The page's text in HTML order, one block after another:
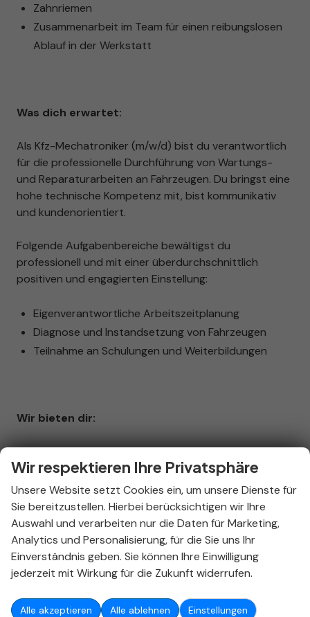
Zahnriemen
Zusammenarbeit im Team für einen reibungslosen
Ablauf in der Werkstatt
Was dich erwartet:
Als Kfz-Mechatroniker (m/w/d) bist du verantwortlich
für die professionelle Durchführung von Wartungs-
und Reparaturarbeiten an Fahrzeugen. Du bringst eine
hohe technische Kompetenz mit, bist kommunikativ
und kundenorientiert.
Folgende Aufgabenbereiche bewältigst du
professionell und mit einer überdurchschnittlich
positiven und engagierten Einstellung:
Eigenverantwortliche Arbeitszeitplanung
Diagnose und Instandsetzung von Fahrzeugen
Teilnahme an Schulungen und Weiterbildungen
Wir bieten dir:
Familiäres Betriebsklima
Gute Arbeitsatmosphäre und Zusammenhalt im
Team
Gemeinsame Aktivitäten für Team-Building
Weiterbildungsmöglichkeiten
Moderne Arbeitsausstattung
Attraktive Vergütung und Sozialleistungen
Gesundheitsvorsorge
Altersvorsorge
Wir respektieren Ihre Privatsphäre
Unsere Website setzt Cookies ein, um unsere Dienste für
Sie bereitzustellen. Hierbei berücksichtigen wir Ihre
Auswahl und verarbeiten nur die Daten für Marketing,
Analytics und Personalisierung, für die Sie uns Ihr
Einverständnis geben. Sie können Ihre Einwilligung
jederzeit mit Wirkung für die Zukunft widerrufen.
Alle akzeptieren Alle ablehnen Einstellungen